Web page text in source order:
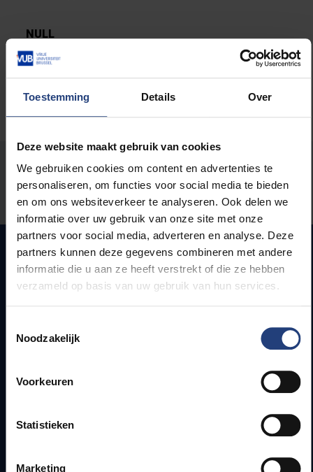
Toestemming Details Over
Deze website maakt gebruik van cookies
We gebruiken cookies om content en advertenties te
personaliseren, om functies voor social media te bieden
en om ons websiteverkeer te analyseren. Ook delen we
informatie over uw gebruik van onze site met onze
partners voor social media, adverteren en analyse. Deze
partners kunnen deze gegevens combineren met andere
informatie die u aan ze heeft verstrekt of die ze hebben
verzameld op basis van uw gebruik van hun services.
Noodzakelijk
Voorkeuren
Statistieken
Marketing
NULL
Stond er een fout op deze pagina?
Laat het ons weten
Snel naar
Jobs
Onderzoeksgroepen